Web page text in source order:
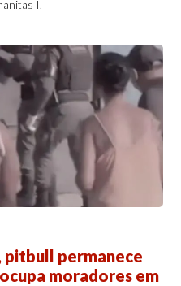
I.
permanece
moradores em